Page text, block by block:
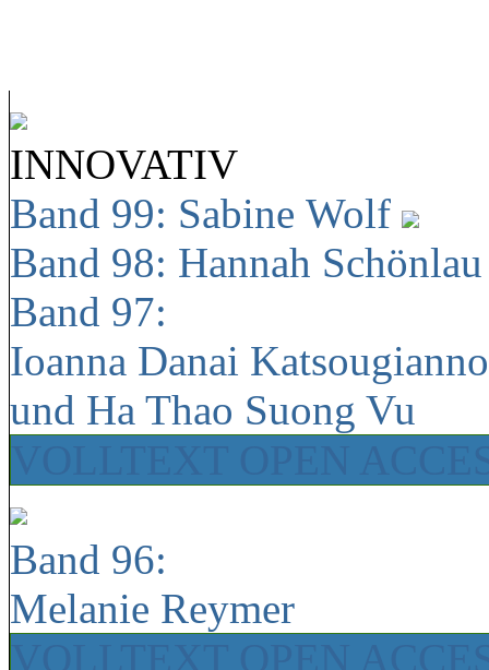
INNOVATIV
Band 99: Sabine Wolf
Band 98: Hannah
Band 97:
Ioanna Danai
und Ha Thao Suong Vu
Band 96:
Melanie Reymer